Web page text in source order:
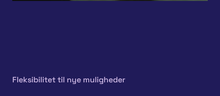
Fleksibilitet til nye muligheder